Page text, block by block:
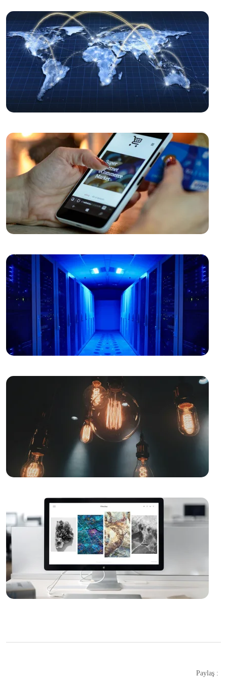
Web Tasarımında Ürün Detay Sayfasının Önemi
Web Tasarımında Doğru Adres: Alesta Medya
Alesta Medya: Web Tasarımında Profesyonel Çözümler
Sunuyor
Katlanabilir Grafikler: Web Tasarımında Yenilikçi Bir
Yaklaşım
SEO Uyumlu Web Tasarımında Kullanıcı Deneyimi
Önemi
Grid Sistemi: Web Tasarımında Düzenin Temeli
Moda Perakendecisi Web Sitesi Tasarımında Dikkat
Edilmesi Gerekenler
Web Sitesi Tasarımında Toptancılar için En İyi Çözümler!
Gerekenler
Otomotiv Bayisi Web Sitesi Tasarımında Dikkat Edilmesi
Gerekenler!
Web Tasarımında Bilişim Danışmanlığı: Profesyonel
Çözümler Sunan Alesta Medya
Web Sitesi Tasarımında Grafik Tasarım Ajanslarının Rolü
Web Tasarımında Dikkat Edilmesi Gereken 5 Önemli
Web Tasarımında Başarının Sırrı: Tasarım Ajansı Seçimi
Web Sitesi Tasarımında Yazılım Geliştiriciler İçin İpuçları
Emlakçı Web Sitesi Tasarımında Dikkat Edilmesi
Gerekenler
Çözümler Sunuyoruz!
E-ticaret Entegrasyonları: Web Tasarımında Başarının
Anahtarı
Web Tasarımında Dijital İmzaların Önemi
Lüks Markalar İçin Web Tasarımında Sıra Dışı Çözümler!
İç Mimarlık Web Tasarımında Dikkat Edilmesi
Paylaş :